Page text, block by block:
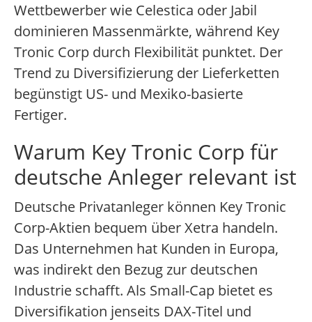
Wettbewerber wie Celestica oder Jabil
dominieren Massenmärkte, während Key
Tronic Corp durch Flexibilität punktet. Der
Trend zu Diversifizierung der Lieferketten
begünstigt US- und Mexiko-basierte
Fertiger.
Warum Key Tronic Corp für
deutsche Anleger relevant ist
Deutsche Privatanleger können Key Tronic
Corp-Aktien bequem über Xetra handeln.
Das Unternehmen hat Kunden in Europa,
was indirekt den Bezug zur deutschen
Industrie schafft. Als Small-Cap bietet es
Diversifikation jenseits DAX-Titel und